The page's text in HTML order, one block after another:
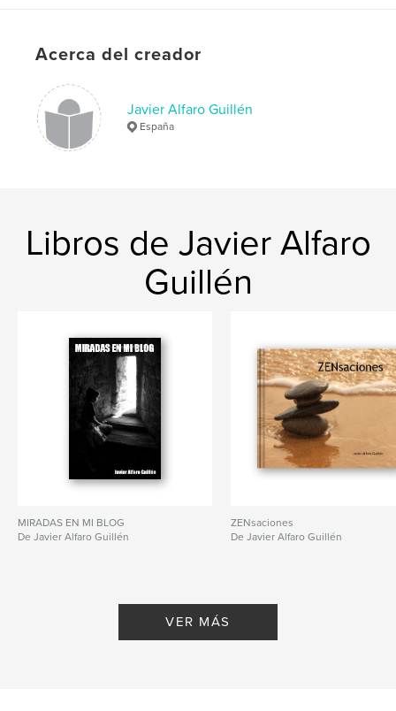
, fotography , fotografia
Acerca del creador
Javier Alfaro Guillén
España
Libros de Javier Alfaro
Guillén
MIRADAS EN MI BLOG
De Javier Alfaro Guillén
ZENsaciones
De Javier Alfaro Guillén
VER MÁS